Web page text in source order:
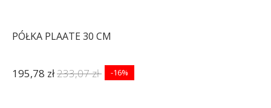
PÓŁKA PLAATE 30 CM
195,78 zł233,07 zł -16%